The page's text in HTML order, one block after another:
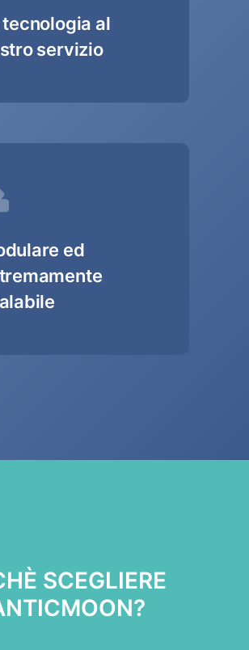
tecnologia al
servizio
ed
SCEGLIERE